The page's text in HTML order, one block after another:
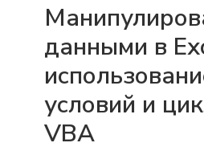
данными в
условий и
VBA